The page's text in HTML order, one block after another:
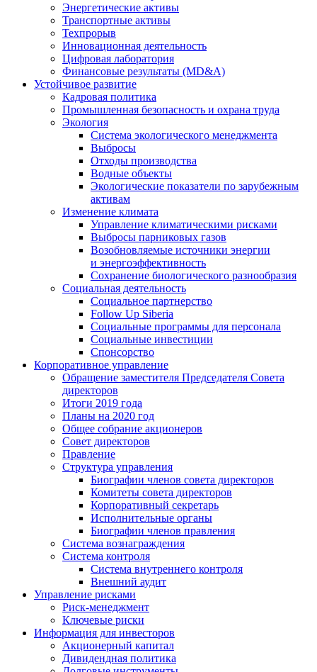
Энергетические активы
Транспортные активы
Техпрорыв
Инновационная деятельность
Цифровая лаборатория
Финансовые результаты (MD&A)
Устойчивое развитие
Кадровая политика
Промышленная безопасность и охрана труда
Экология
Система экологического менеджмента
Выбросы
Отходы производства
Водные объекты
Экологические показатели по зарубежным
активам
Изменение климата
Управление климатическими рисками
Выбросы парниковых газов
Возобновляемые источники энергии
и энергоэффективность
Сохранение биологического разнообразия
Социальная деятельность
Социальное партнерство
Follow Up Siberia
Социальные программы для персонала
Социальные инвестиции
Спонсорство
Корпоративное управление
Обращение заместителя Председателя Совета
директоров
Итоги 2019 года
Планы на 2020 год
Общее собрание акционеров
Совет директоров
Правление
Структура управления
Биографии членов совета директоров
Комитеты совета директоров
Корпоративный секретарь
Исполнительные органы
Биографии членов правления
Система вознаграждения
Система контроля
Система внутреннего контроля
Внешний аудит
Управление рисками
Риск-менеджмент
Ключевые риски
Информация для инвесторов
Акционерный капитал
Дивидендная политика